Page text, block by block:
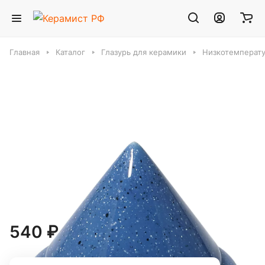
Главная Каталог Глазурь для керамики
1 кг 25 кг
540 ₽